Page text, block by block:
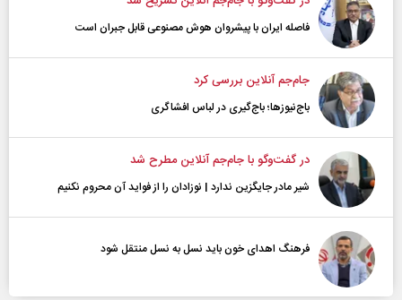
فاصله ایران با پیشرو‌ان هوش مصنوعی قابل جبران است
جام‌جم آنلاین بررسی کرد
باج‌نیوزها؛ باج‌گیری در لباس افشاگری
در گفت‌و‌گو با جام‌جم آنلاین مطرح شد
شیر مادر جایگزین ندارد | نوزادان را از فواید آن محروم نکنیم
فرهنگ اهدای خون باید نسل به نسل منتقل شود